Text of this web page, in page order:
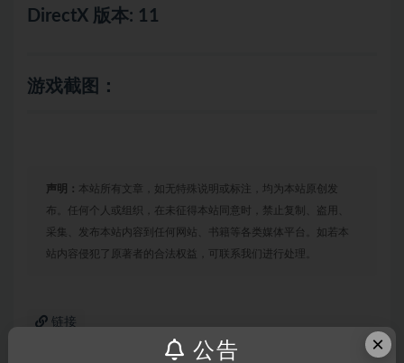
DirectX 版本: 11
游戏截图：
声明： 本站所有文章，如无特殊说明或标注，均为本站原创发
布。任何个人或组织，在未征得本站同意时，禁止复制、盗用、
采集、发布本站内容到任何网站、书籍等各类媒体平台。如若本
站内容侵犯了原著者的合法权益，可联系我们进行处理。
链接
×
公告